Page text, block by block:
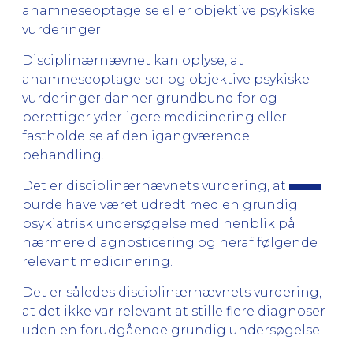
anamneseoptagelse eller objektive psykiske
vurderinger.
Disciplinærnævnet kan oplyse, at
anamneseoptagelser og objektive psykiske
vurderinger danner grundbund for og
berettiger yderligere medicinering eller
fastholdelse af den igangværende
behandling.
Det er disciplinærnævnets vurdering, at
burde have været udredt med en grundig
psykiatrisk undersøgelse med henblik på
nærmere diagnosticering og heraf følgende
relevant medicinering.
Det er således disciplinærnævnets vurdering,
at det ikke var relevant at stille flere diagnoser
uden en forudgående grundig undersøgelse